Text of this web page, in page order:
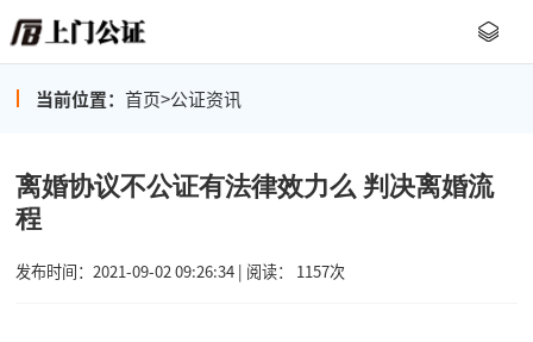
当前位置： 首页>公证资讯
离婚协议不公证有法律效力么 判决离婚流
程
发布时间：2021-09-02 09:26:34 | 阅读： 1157次